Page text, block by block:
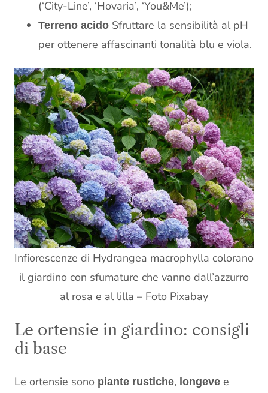
(‘City-Line’, ‘Hovaria’, ‘You&Me’);
Terreno acido Sfruttare la sensibilità al pH
per ottenere affascinanti tonalità blu e viola.
Infiorescenze di Hydrangea macrophylla colorano
il giardino con sfumature che vanno dall’azzurro
al rosa e al lilla – Foto Pixabay
Le ortensie in giardino: consigli
di base
Le ortensie sono piante rustiche, longeve e